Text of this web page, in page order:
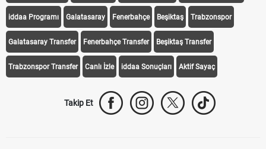
iddaa Programı Galatasaray Fenerbahçe Beşiktaş Trabzonspor
Galatasaray Transfer Fenerbahçe Transfer Beşiktaş Transfer
Trabzonspor Transfer Canlı İzle iddaa Sonuçları Aktif Sayaç
Takip Et